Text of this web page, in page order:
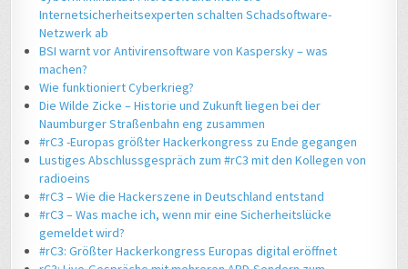
Internetsicherheitsexperten schalten Schadsoftware-
Netzwerk ab
BSI warnt vor Antivirensoftware von Kaspersky – was
machen?
Wie funktioniert Cyberkrieg?
Die Wilde Zicke – Historie und Zukunft liegen bei der
Naumburger Straßenbahn eng zusammen
#rC3 -Europas größter Hackerkongress zu Ende gegangen
Lustiges Abschlussgespräch zum #rC3 mit den Kollegen von
radioeins
#rC3 – Wie die Hackerszene in Deutschland entstand
#rC3 – Was mache ich, wenn mir eine Sicherheitslücke
gemeldet wird?
#rC3: Größter Hackerkongress Europas digital eröffnet